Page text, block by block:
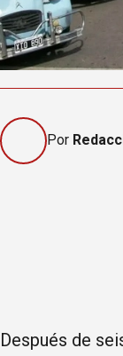
Por
Después de